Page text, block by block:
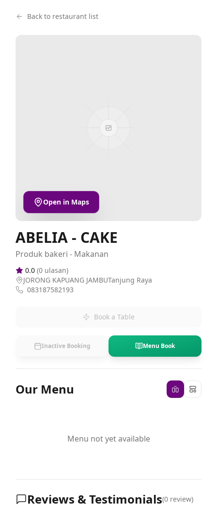
Back to restaurant list
Open in Maps
ABELIA - CAKE
Produk bakeri - Makanan
0.0 (0 ulasan)
JORONG KAPUANG JAMBUTanjung Raya
083187582193
Book a Table
Inactive Booking Menu Book
Our Menu
Menu not yet available
Reviews & Testimonials(0 review)